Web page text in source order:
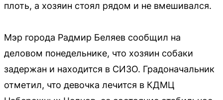
плоть, а хозяин стоял рядом и не вмешивался.
Мэр города Радмир Беляев сообщил на
деловом понедельнике, что хозяин собаки
задержан и находится в СИЗО. Градоначальник
отметил, что девочка лечится в КДМЦ